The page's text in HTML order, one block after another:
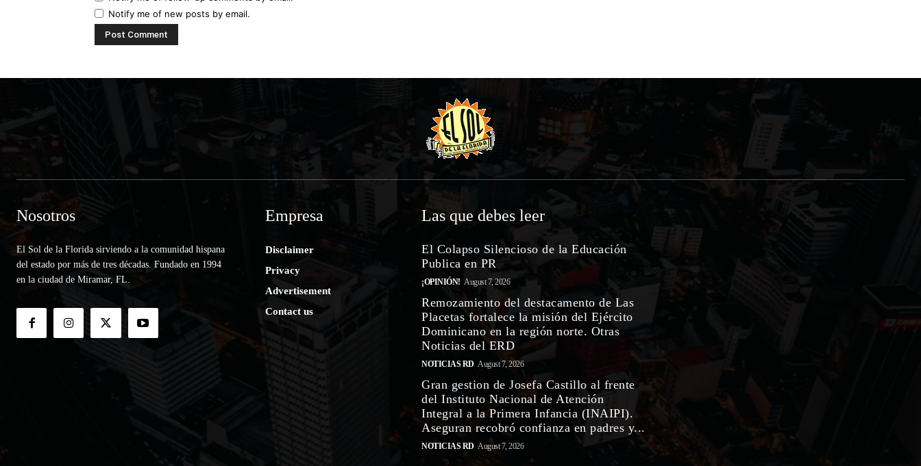
Notify me of new posts by email.
Nosotros
El Sol de la Florida sirviendo a la comunidad hispana
del estado por más de tres décadas. Fundado en 1994
en la ciudad de Miramar, FL.
Empresa
Disclaimer
Privacy
Advertisement
Contact us
Las que debes leer
El Colapso Silencioso de la Educación
Publica en PR
¡OPINIÓN! August 7, 2026
Remozamiento del destacamento de Las
Placetas fortalece la misión del Ejército
Dominicano en la región norte. Otras
Noticias del ERD
NOTICIAS RD August 7, 2026
Gran gestion de Josefa Castillo al frente
del Instituto Nacional de Atención
Integral a la Primera Infancia (INAIPI).
Aseguran recobró confianza en padres y...
NOTICIAS RD August 7, 2026